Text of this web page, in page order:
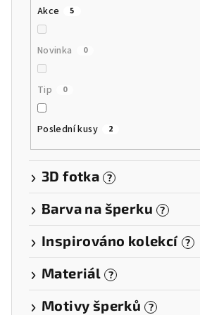
Akce 5
Novinka 0
Tip 0
Poslední kusy 2
3D fotka ?
Barva na šperku ?
Inspirováno kolekcí ?
Materiál ?
Motivy šperků ?